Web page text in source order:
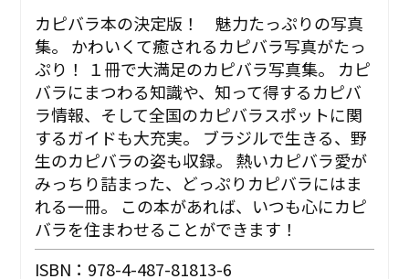
カピバラ本の決定版！ 魅力たっぷりの写真
集。 かわいくて癒されるカピバラ写真がたっ
ぷり！ １冊で大満足のカピバラ写真集。 カピ
バラにまつわる知識や、知って得するカピバ
ラ情報、そして全国のカピバラスポットに関
するガイドも大充実。 ブラジルで生きる、野
生のカピバラの姿も収録。 熱いカピバラ愛が
みっちり詰まった、どっぷりカピバラにはま
れる一冊。 この本があれば、いつも心にカピ
バラを住まわせることができます！
ISBN：978-4-487-81813-6